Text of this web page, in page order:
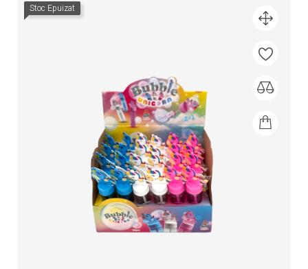
Stoc Epuizat